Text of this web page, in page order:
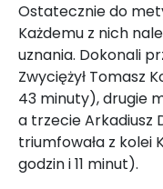
Ostatecznie do
Każdemu z nich
uznania. Dokonali
Zwyciężył Tomasz
43 minuty), drugie
a trzecie Arkadiusz
triumfowała z kolei
godzin i 11 minut).